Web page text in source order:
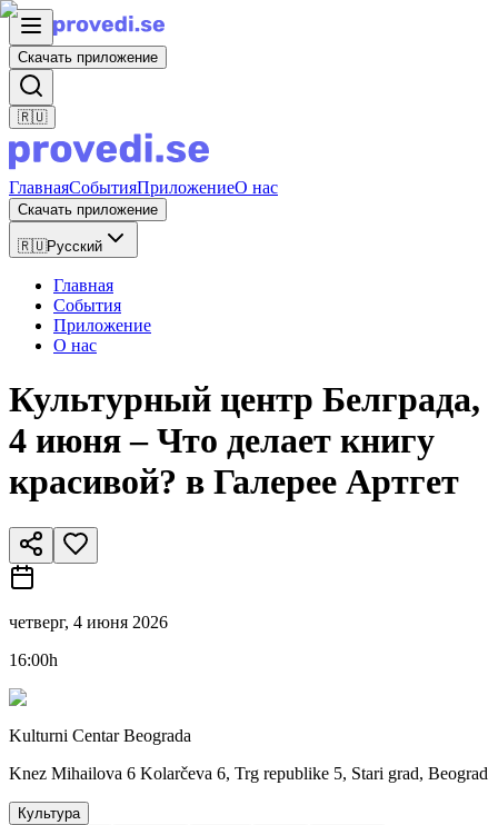
Скачать приложение
🇷🇺
ГлавнаяСобытияПриложениеО нас
Скачать приложение
🇷🇺Русский
Главная
События
Приложение
О нас
Культурный центр Белграда,
4 июня – Что делает книгу
красивой? в Галерее Артгет
четверг, 4 июня 2026
16:00h
Kulturni Centar Beograda
Knez Mihailova 6 Kolarčeva 6, Trg republike 5, Stari grad, Beograd
Культура